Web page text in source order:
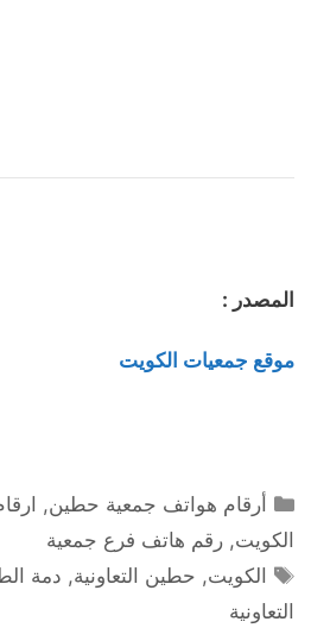
المصدر :
موقع جمعيات الكويت
التصنيفات
أرقام هواتف جمعية حطين,
الكويت, رقم هاتف فرع جمعية
الوسوم
الكويت, حطين التعاونية, دمة
التعاونية